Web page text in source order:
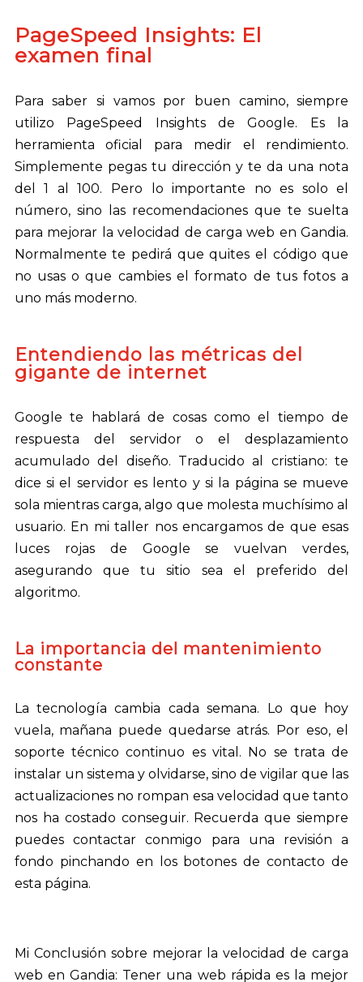
PageSpeed Insights: El
examen final
Para saber si vamos por buen camino, siempre
utilizo PageSpeed Insights de Google. Es la
herramienta oficial para medir el rendimiento.
Simplemente pegas tu dirección y te da una nota
del 1 al 100. Pero lo importante no es solo el
número, sino las recomendaciones que te suelta
para mejorar la velocidad de carga web en Gandia.
Normalmente te pedirá que quites el código que
no usas o que cambies el formato de tus fotos a
uno más moderno.
Entendiendo las métricas del
gigante de internet
Google te hablará de cosas como el tiempo de
respuesta del servidor o el desplazamiento
acumulado del diseño. Traducido al cristiano: te
dice si el servidor es lento y si la página se mueve
sola mientras carga, algo que molesta muchísimo al
usuario. En mi taller nos encargamos de que esas
luces rojas de Google se vuelvan verdes,
asegurando que tu sitio sea el preferido del
algoritmo.
La importancia del mantenimiento
constante
La tecnología cambia cada semana. Lo que hoy
vuela, mañana puede quedarse atrás. Por eso, el
soporte técnico continuo es vital. No se trata de
instalar un sistema y olvidarse, sino de vigilar que las
actualizaciones no rompan esa velocidad que tanto
nos ha costado conseguir. Recuerda que siempre
puedes contactar conmigo para una revisión a
fondo pinchando en los botones de contacto de
esta página.
Mi Conclusión sobre mejorar la velocidad de carga
web en Gandia: Tener una web rápida es la mejor